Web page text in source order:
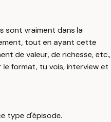
sont vraiment dans la
tout en ayant cette
de valeur, de richesse, etc.,
le format, tu vois, interview et
type d'épisode.